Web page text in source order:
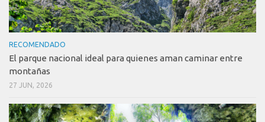
RECOMENDADO
El parque nacional ideal para quienes aman caminar entre
montañas
27 JUN, 2026